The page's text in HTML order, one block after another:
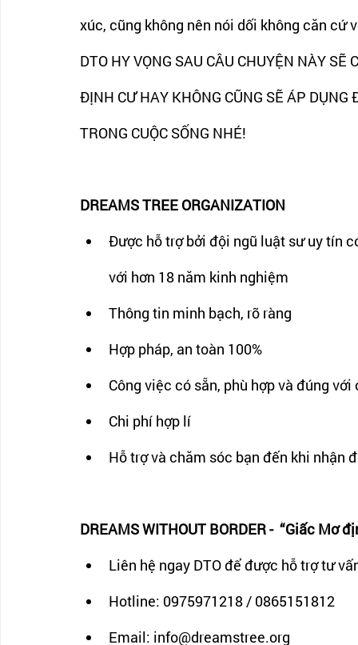
xúc, cũng không nên nói dối không căn cứ
DTO HY VỌNG SAU CÂU CHUYỆN NÀY
ĐỊNH CƯ HAY KHÔNG CŨNG SẼ ÁP
TRONG CUỘC SỐNG NHÉ!
DREAMS TREE ORGANIZATION
Được hỗ trợ bởi đội ngũ luật sư uy tín
với hơn 18 năm kinh nghiệm
Thông tin minh bạch, rõ ràng
Hợp pháp, an toàn 100%
Công việc có sẵn, phù hợp và đúng
Chi phí hợp lí
Hỗ trợ và chăm sóc bạn đến khi nhận
DREAMS WITHOUT BORDER -  “Giấc Mơ
Liên hệ ngay DTO để được hỗ trợ tư
Hotline: 0975971218 / 0865151812
Email: info@dreamstree.org